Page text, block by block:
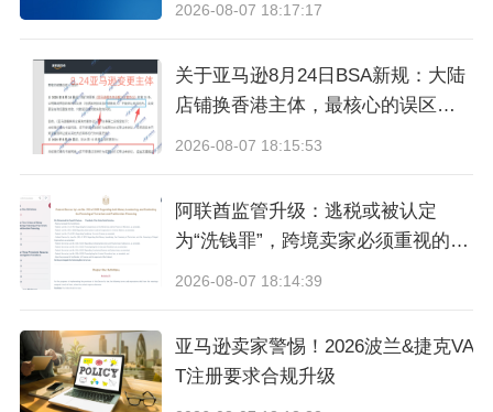
图：展会现场
展会打通源头工厂与跨境市场直连通道，为广大
跨境卖家甄选高性价比、高市场竞争力优质货
2026-08-07 18:17:17
关于亚马逊8月24日BSA新规：大陆
店铺换香港主体，最核心的误区与
真相
2026-08-07 18:15:53
阿联酋监管升级：逃税或被认定
为“洗钱罪”，跨境卖家必须重视的合
2026-08-07 18:14:39
亚马逊卖家警惕！2026波兰&捷克VA
T注册要求合规升级